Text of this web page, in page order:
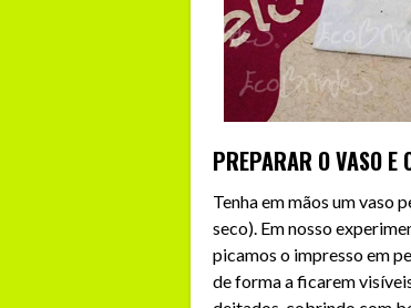
PREPARAR O VASO E
Tenha em mãos um vaso
seco). Em nosso
picamos o impresso em
de forma a ficarem